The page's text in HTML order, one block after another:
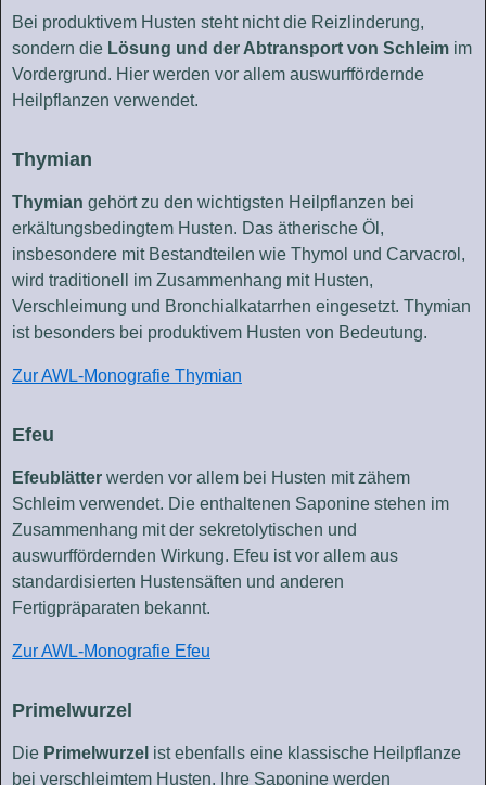
Bei produktivem Husten steht nicht die Reizlinderung,
sondern die Lösung und der Abtransport von Schleim im
Vordergrund. Hier werden vor allem auswurffördernde
Heilpflanzen verwendet.
Thymian
Thymian gehört zu den wichtigsten Heilpflanzen bei
erkältungsbedingtem Husten. Das ätherische Öl,
insbesondere mit Bestandteilen wie Thymol und Carvacrol,
wird traditionell im Zusammenhang mit Husten,
Verschleimung und Bronchialkatarrhen eingesetzt. Thymian
ist besonders bei produktivem Husten von Bedeutung.
Zur AWL-Monografie Thymian
Efeu
Efeublätter werden vor allem bei Husten mit zähem
Schleim verwendet. Die enthaltenen Saponine stehen im
Zusammenhang mit der sekretolytischen und
auswurffördernden Wirkung. Efeu ist vor allem aus
standardisierten Hustensäften und anderen
Fertigpräparaten bekannt.
Zur AWL-Monografie Efeu
Primelwurzel
Die Primelwurzel ist ebenfalls eine klassische Heilpflanze
bei verschleimtem Husten. Ihre Saponine werden